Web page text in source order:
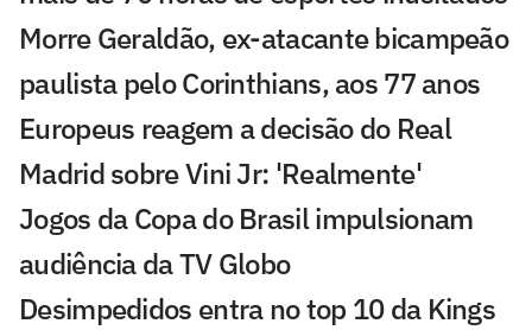
Morre Geraldão, ex-atacante bicampeão
paulista pelo Corinthians, aos 77 anos
Europeus reagem a decisão do Real
Madrid sobre Vini Jr: 'Realmente'
Jogos da Copa do Brasil impulsionam
audiência da TV Globo
Desimpedidos entra no top 10 da Kings